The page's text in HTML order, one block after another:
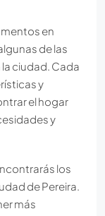
en
de las
ciudad. Cada
y
el hogar
y
los
de Pereira.
más